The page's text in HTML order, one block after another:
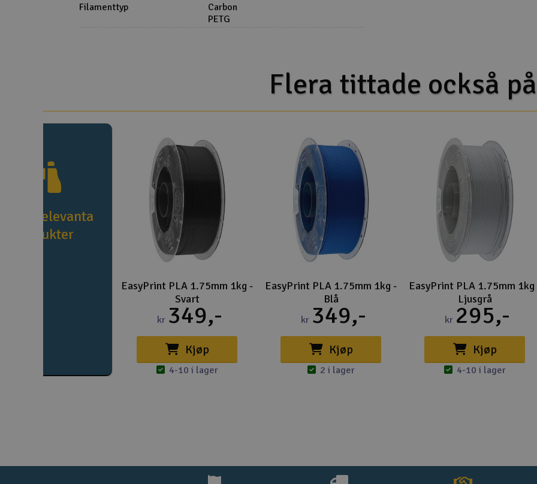
Filamenttyp
Carbon
PETG
Flera tittade också på
fler relevanta
produkter
EasyPrint PLA 1.75mm 1kg -
Svart
kr 349,-
Kjøp
4-10 i lager
EasyPrint PLA 1.75mm 1kg -
Blå
kr 349,-
Kjøp
2 i lager
EasyPrint PLA 1.75mm 1kg
Ljusgrå
kr 295,-
Kjøp
4-10 i lager